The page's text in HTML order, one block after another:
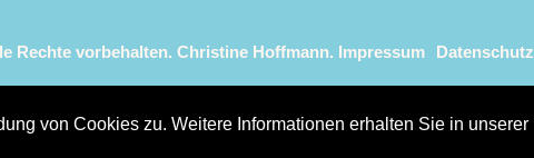
von Cookies zu. Weitere Informationen erhalten Sie in unserer
Rechte vorbehalten. Christine Hoffmann. Impressum Datenschutz